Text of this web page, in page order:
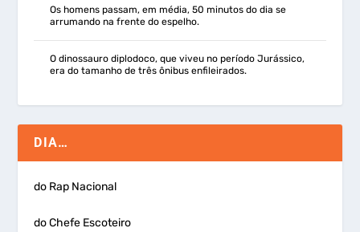
Os homens passam, em média, 50 minutos do dia se
arrumando na frente do espelho.
O dinossauro diplodoco, que viveu no período Jurássico,
era do tamanho de três ônibus enfileirados.
DIA…
do Rap Nacional
do Chefe Escoteiro